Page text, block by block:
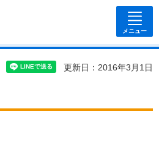
メニュー
更新日：2016年3月1日